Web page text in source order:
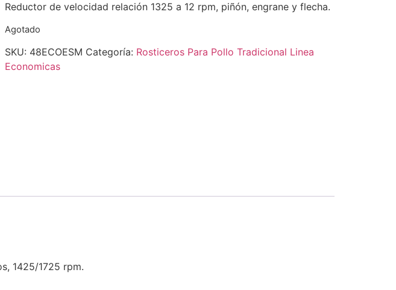
Reductor de velocidad relación 1325 a 12 rpm, piñón, engrane y flecha.
Agotado
SKU: 48ECOESM Categoría: Rosticeros Para Pollo Tradicional Linea
Economicas
1425/1725 rpm.